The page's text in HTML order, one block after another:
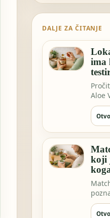
DALJE ZA ČITANJE
ima
Aloe
koji
sve